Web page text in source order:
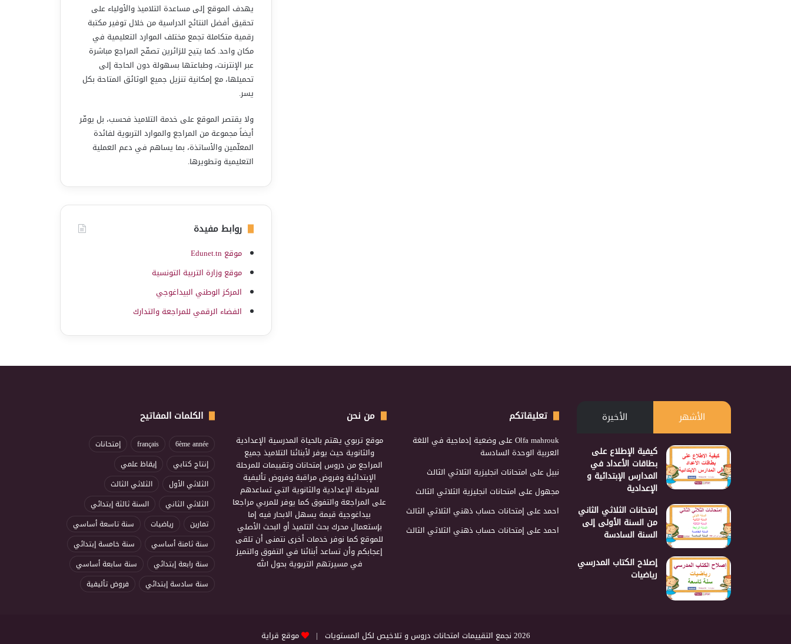
يهدف الموقع إلى مساعدة التلاميذ والأولياء على
تحقيق أفضل النتائج الدراسية من خلال توفير مكتبة
رقمية متكاملة تجمع مختلف الموارد التعليمية في
مكان واحد. كما يتيح للزائرين تصفّح المراجع مباشرة
عبر الإنترنت، وطباعتها بسهولة دون الحاجة إلى
تحميلها، مع إمكانية تنزيل جميع الوثائق المتاحة بكل
يسر.
ولا يقتصر الموقع على خدمة التلاميذ فحسب، بل يوفّر
أيضاً مجموعة من المراجع والموارد التربوية لفائدة
المعلّمين والأساتذة، بما يساهم في دعم العملية
التعليمية وتطويرها.
روابط مفيدة
موقع Edunet.tn
موقع وزارة التربية التونسية
المركز الوطني البيداغوجي
الفضاء الرقمي للمراجعة والتدارك
الأشهر الأخيرة
كيفية الإطلاع على
بطاقات الأعداد في
المدارس الإبتدائية و
الإعدادية
إمتحانات الثلاثي الثاني
من السنة الأولى إلى
السنة السادسة
إصلاح الكتاب المدرسي
رياضيات
تعليقاتكم
Olfa mahroukعلىوضعية إدماجية في اللغة
العربية الوحدة السادسة
نبيلعلى امتحانات انجليزية الثلاثي الثالث
مجهولعلى امتحانات انجليزية الثلاثي الثالث
احمدعلى إمتحانات حساب ذهني الثلاثي الثالث
احمدعلى إمتحانات حساب ذهني الثلاثي الثالث
من نحن
موقع تربوي يهتم بالحياة المدرسية الإعدادية
والثانوية حيث يوفر لأبنائنا التلاميذ جميع
المراجع من دروس إمتحانات وتقييمات للمرحلة
الإبتدائية وفروض مراقبة وفروض تأليفية
للمرحلة الإعدادية والثانوية التي تساعدهم
على المراجعة والتفوق كما يوفر للمربي مراجعا
بيداغوجية قيمة يسهل الابحار فيه إما
بإستعمال محرك بحث التلميذ أو البحث الأصلي
للموقع كما نوفر خدمات أخرى نتمنى أن تلقى
إعجابكم وأن تساعد أبنائنا في التفوق والتميز
في مسيرتهم التربوية بحول الله
الكلمات المفاتيح
6ème année
français
إمتحانات
إنتاج كتابي
إيقاظ علمي
الثلاثي الأول
الثلاثي الثالث
الثلاثي الثاني
السنة ثالثة إبتدائي
تمارين
رياضيات
سنة تاسعة أساسي
سنة ثامنة أساسي
سنة خامسة إبتدائي
سنة رابعة إبتدائي
سنة سابعة أساسي
سنة سادسة إبتدائي
فروض تأليفية
2026 نجمع التقييمات امتحانات دروس و تلاخيص لكل المستويات | موقع قراية